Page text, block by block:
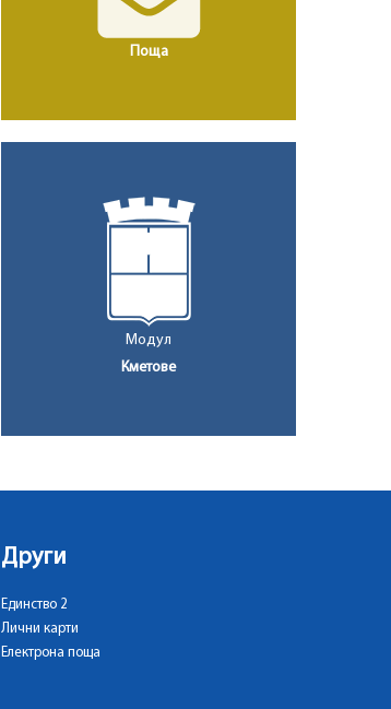
Поща
Модул
Кметове
Други
Единство 2
Лични карти
Електрона поща